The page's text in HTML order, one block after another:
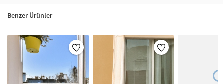
Çocuğunuzun dolabına, mutfak fayanslarına,
kumaşlara bile bant yardımıyla sabitleyip, istediğiniz renklerle
boyama yapabilirsiniz. Evinizi,kişisel zevkinizle özelleştirebilir, stencil
boyama seti ile yaratıcı projeler gerçekleştirebilirsiniz.El işi ve ev
dekorasyonu
sevenler için stencil, kolayca uygulanabilecek eğlenceli
ve etkili bir aktivitedir.
Stencil Boyamatekniği, her türlü yüzeyde rahatlıkla kullanılabilir.
Benzer Ürünler